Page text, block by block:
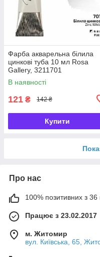
Фарба акварельна білила
цинкові туба 10 мл Rosa
Gallery, 3211701
В наявності
121 ₴ 142 ₴
Купити
Про нас
100% позитивних з 36
Працює з 23.02.2017
м. Житомир
вул. Київська, 65,